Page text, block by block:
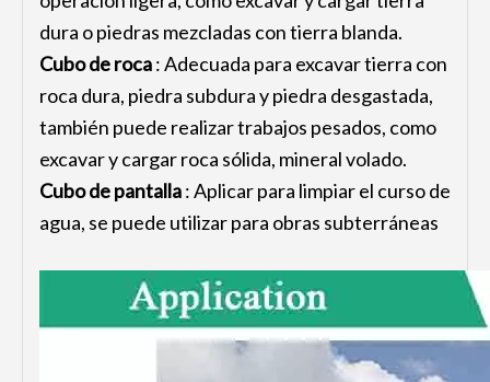
dura o piedras mezcladas con tierra blanda.
Cubo de roca: Adecuada para excavar tierra con
roca dura, piedra subdura y piedra desgastada,
también puede realizar trabajos pesados, como
excavar y cargar roca sólida, mineral volado.
Cubo de pantalla: Aplicar para limpiar el curso de
agua, se puede utilizar para obras subterráneas